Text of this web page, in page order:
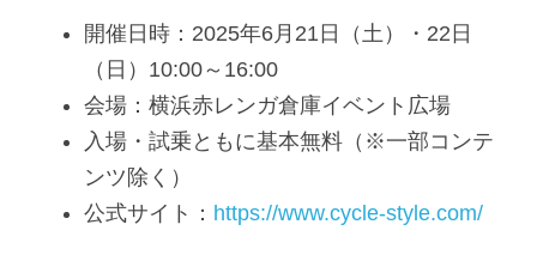
開催日時：2025年6月21日（土）・22日
（日）10:00～16:00
会場：横浜赤レンガ倉庫イベント広場
入場・試乗ともに基本無料（※一部コンテ
ンツ除く）
公式サイト： https://www.cycle-style.com/